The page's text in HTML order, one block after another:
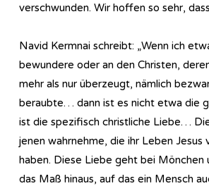
verschwunden. Wir hoffen so sehr,
Navid Kermnai schreibt: „Wenn ich
bewundere oder an den Christen,
mehr als nur überzeugt, nämlich
beraubte… dann ist es nicht etwa die
ist die spezifisch christliche Liebe…
jenen wahrnehme, die ihr Leben Jesus
haben. Diese Liebe geht bei Mönchen
das Maß hinaus, auf das ein Mensch